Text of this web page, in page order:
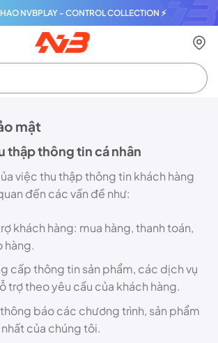
NVBPLAY - CONTROL COLLECTION ⚡
mật
thập thông tin cá nhân
việc thu thập thông tin khách hàng
đến các vấn đề như:
khách hàng: mua hàng, thanh toán,
hàng.
cấp thông tin sản phẩm, các dịch vụ
trợ theo yêu cầu của khách hàng.
báo các chương trình, sản phẩm
của chúng tôi.